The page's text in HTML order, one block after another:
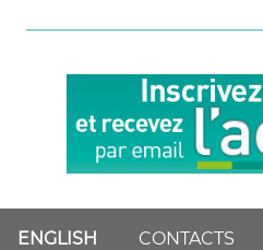
ENGLISH
CONTACTS